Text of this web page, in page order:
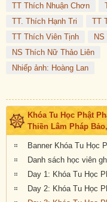
TT Thích Nhuận Chơn
TT. Thích Hạnh Tri
TT
TT Thích Viên Tịnh
NS Thích Nữ Thảo Liên
Nhiếp ảnh: Hoàng Lan
Khóa Tu Học Phật
Thiền Lâm Pháp